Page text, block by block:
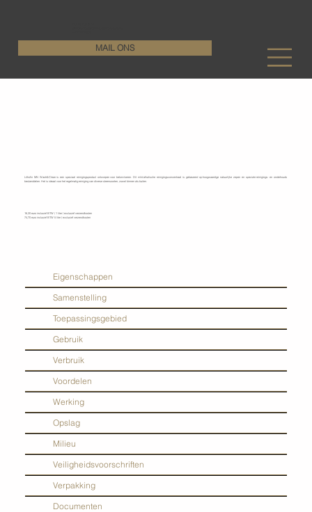
MAIL ONS
Eigenschappen
Samenstelling
Toepassingsgebied
Gebruik
Verbruik
Voordelen
Werking
Opslag
Milieu
Veiligheidsvoorschriften
Verpakking
Documenten
Lithofin MN Wash&Clean is een speciaal reinigingsproduct ontworpen voor betonvloeren. Dit mild alkalische reinigingsconcentraat is gebaseerd op hoogwaardige natuurlijke zepen en speciale reinigings- en onderhouds
bestanddelen. Het is ideaal voor het regelmatig reiniging van diverse steensoorten, zowel binnen als buiten.
16,20 euro inclusief BTW / 1 liter / exclusief verzendkosten
74,70 euro inclusief BTW 5 liter / exclusief verzendkosten